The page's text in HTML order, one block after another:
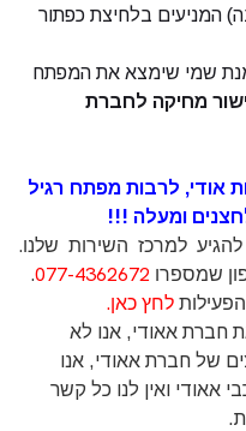
המניעים בלחיצת כפתור
שמי שימצא את המפתח
מחיקה לחברת
אודי, לרבות מפתח רגיל
למרכז השירות שלנו.
שמספרו 077-4362672
.
לחץ כאן.
חברת אאודי, אנו לא
של חברת אאודי, אנו
אאודי ואין לנו כל קשר